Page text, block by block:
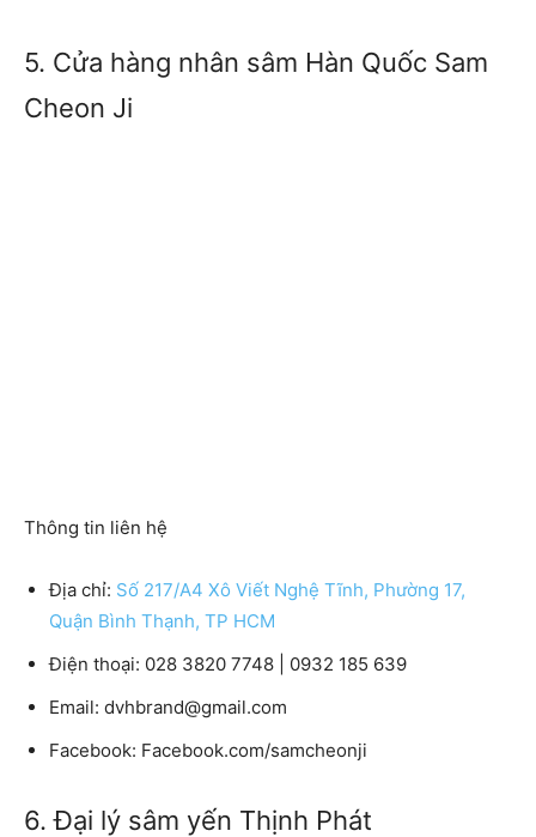
5. Cửa hàng nhân sâm Hàn Quốc Sam
Cheon Ji
Thông tin liên hệ
Địa chỉ: Số 217/A4 Xô Viết Nghệ Tĩnh, Phường 17,
Quận Bình Thạnh, TP HCM
Điện thoại: 028 3820 7748 | 0932 185 639
Email: dvhbrand@gmail.com
Facebook: Facebook.com/samcheonji
6. Đại lý sâm yến Thịnh Phát